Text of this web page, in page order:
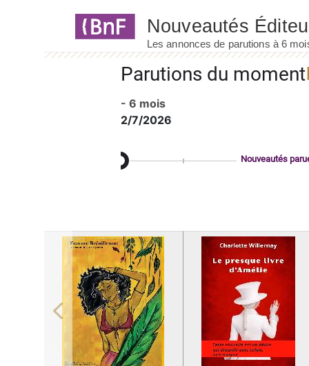
Parutions du moment
- 6 mois
2/7/2026
Nouveautés
Previous